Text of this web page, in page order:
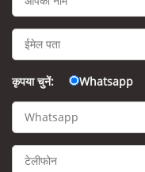
कृपया चुनें: Whatsapp